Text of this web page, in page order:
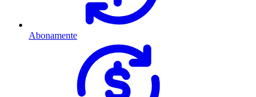
Abonamente